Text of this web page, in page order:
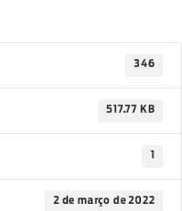
346
517.77 KB
1
2 de março de 2022